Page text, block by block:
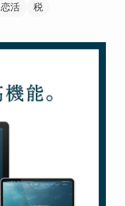
恋活 税